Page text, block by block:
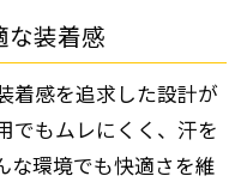
な装着感
着感を追求した設計が
でもムレにくく、汗を
な環境でも快適さを維